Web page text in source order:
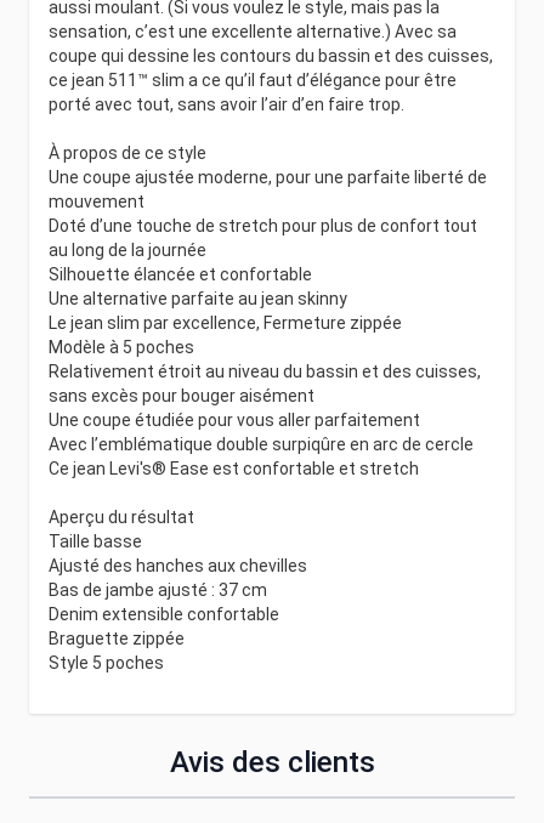
aussi moulant. (Si vous voulez le style, mais pas la
sensation, c’est une excellente alternative.) Avec sa
coupe qui dessine les contours du bassin et des cuisses,
ce jean 511™ slim a ce qu’il faut d’élégance pour être
porté avec tout, sans avoir l’air d’en faire trop.
À propos de ce style
Une coupe ajustée moderne, pour une parfaite liberté de
mouvement
Doté d’une touche de stretch pour plus de confort tout
au long de la journée
Silhouette élancée et confortable
Une alternative parfaite au jean skinny
Le jean slim par excellence, Fermeture zippée
Modèle à 5 poches
Relativement étroit au niveau du bassin et des cuisses,
sans excès pour bouger aisément
Une coupe étudiée pour vous aller parfaitement
Avec l’emblématique double surpiqûre en arc de cercle
Ce jean Levi's® Ease est confortable et stretch
Aperçu du résultat
Taille basse
Ajusté des hanches aux chevilles
Bas de jambe ajusté : 37 cm
Denim extensible confortable
Braguette zippée
Style 5 poches
Avis des clients